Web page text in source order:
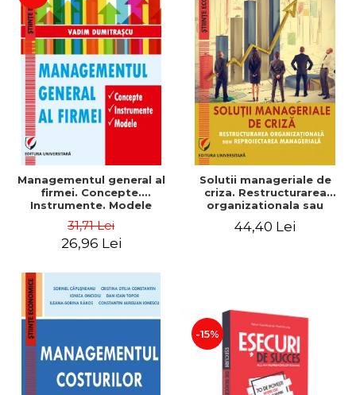
Managementul general al
firmei. Concepte.
Instrumente. Modele
31,71 Lei
26,96 Lei
Solutii manageriale de
criza. Restructurarea
organizationala sau
44,40 Lei
-15%